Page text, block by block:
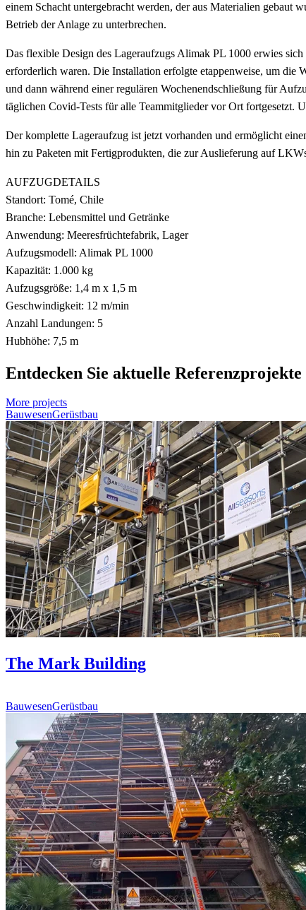
einem Schacht untergebracht werden, der aus Materialien gebaut
Betrieb der Anlage zu unterbrechen.
Das flexible Design des Lageraufzugs Alimak PL 1000 erwies
erforderlich waren. Die Installation erfolgte etappenweise, um die
und dann während einer regulären Wochenendschließung für
täglichen Covid-Tests für alle Teammitglieder vor Ort fortgesetzt.
Der komplette Lageraufzug ist jetzt vorhanden und ermöglicht
hin zu Paketen mit Fertigprodukten, die zur Auslieferung auf
AUFZUGDETAILS
Standort: Tomé, Chile
Branche: Lebensmittel und Getränke
Anwendung: Meeresfrüchtefabrik, Lager
Aufzugsmodell: Alimak PL 1000
Kapazität: 1.000 kg
Aufzugsgröße: 1,4 m x 1,5 m
Geschwindigkeit: 12 m/min
Anzahl Landungen: 5
Hubhöhe: 7,5 m
Entdecken Sie aktuelle Referenzprojekte
More projects
BauwesenGerüstbau
The Mark Building
BauwesenGerüstbau